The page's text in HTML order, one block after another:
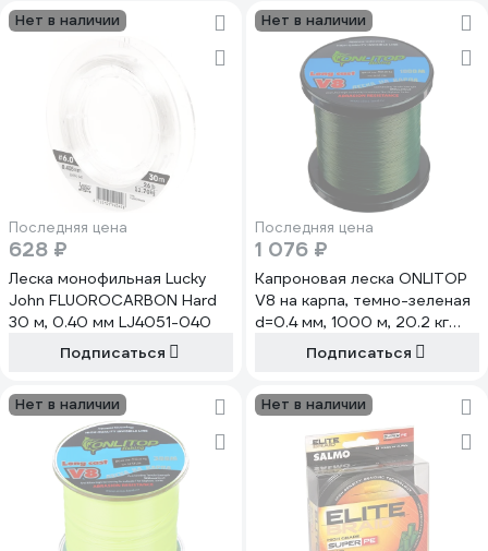
Нет в наличии
Последняя цена
628 ₽
Леска монофильная Lucky
John FLUOROCARBON Hard
30 м, 0.40 мм LJ4051-040
Подписаться
Нет в наличии
Последняя цена
1 076 ₽
Капроновая леска ONLITOP
V8 на карпа, темно-зеленая
d=0.4 мм, 1000 м, 20.2 кг
Подписаться
Нет в наличии Нет в наличии